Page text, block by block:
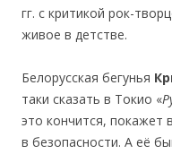
гг. с критикой рок-
живое в детстве.
Белорусская бегунья
таки сказать в Токио «
это кончится, покажет
в безопасности. А её